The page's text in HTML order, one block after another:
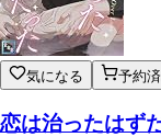
気になる 予約
恋は治ったはず